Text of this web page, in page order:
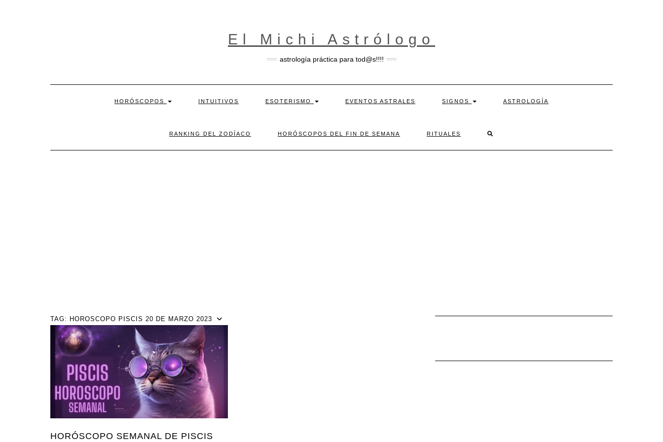
El Michi Astrólogo
astrología práctica para tod@s!!!!
HORÓSCOPOS INTUITIVOS ESOTERISMO EVENTOS ASTRALES SIGNOS ASTROLOGÍA
RANKING DEL ZODÍACO HORÓSCOPOS DEL FIN DE SEMANA RITUALES
TAG: HOROSCOPO PISCIS 20 DE MARZO 2023
HORÓSCOPO SEMANAL DE PISCIS